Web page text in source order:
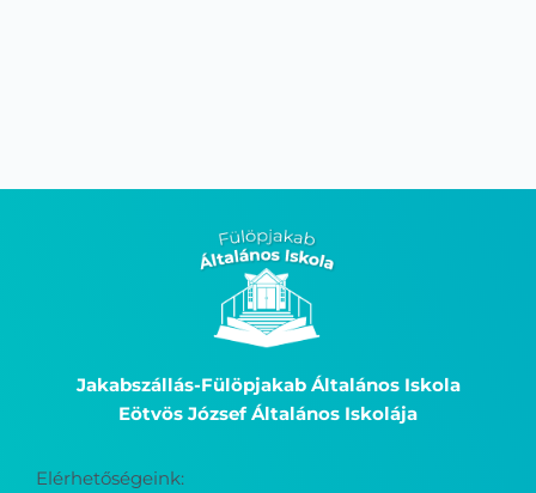
Jakabszállás-Fülöpjakab Általános Iskola
Eötvös József Általános Iskolája
Elérhetőségeink: